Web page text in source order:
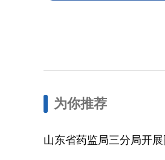
为你推荐
山东省药监局三分局开